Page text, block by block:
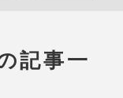
記事一